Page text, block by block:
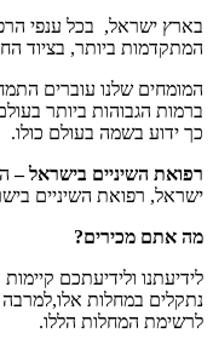
בארץ ישראל, בכל ענפי
המתקדמות ביותר, בציוד
המומחים שלנו עוברים
ברמות הגבוהות ביותר
כך ידוע בשמה בעולם כולו.
רפואת השיניים בישראל –
ישראל, רפואת השיניים
מה אתם מכירים?
לידיעתנו ולידיעתכם
נתקלים במחלות
לרשימת המחלות הללו.